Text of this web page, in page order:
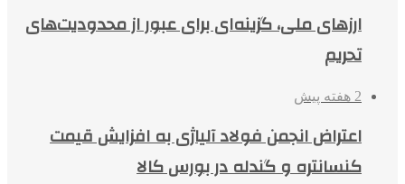
ارزهای ملی، گزینه‌ای برای عبور از محدودیت‌های
تحریم
2 هفته پیش
اعتراض انجمن فولاد آلیاژی به افزایش قیمت
کنسانتره و گندله در بورس کالا